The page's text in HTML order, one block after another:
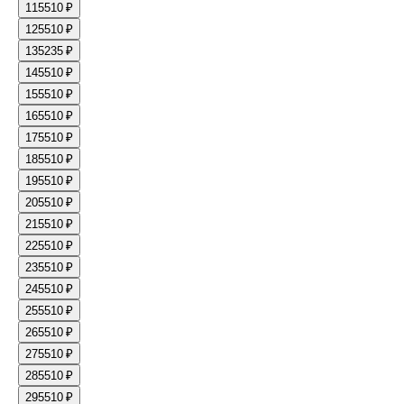
115510 ₽
125510 ₽
135235 ₽
145510 ₽
155510 ₽
165510 ₽
175510 ₽
185510 ₽
195510 ₽
205510 ₽
215510 ₽
225510 ₽
235510 ₽
245510 ₽
255510 ₽
265510 ₽
275510 ₽
285510 ₽
295510 ₽